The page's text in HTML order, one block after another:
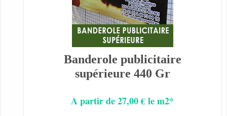
Banderole publicitaire
supérieure 440 Gr
A partir de 27,00 € le m2*